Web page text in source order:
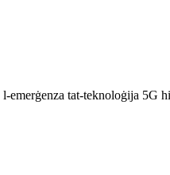
tat-teknoloġija 5G